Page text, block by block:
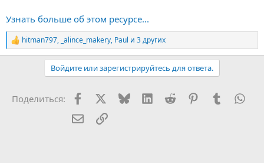
Узнать больше об этом ресурсе...
Р
е
и
hitman797, _alince_makery, Paul и 3 других
Войдите или зарегистрируйтесь для ответа.
Поделиться: FacebookX (Twitter)
BlueskyLinkedInReddit PinterestTumblr
Электронная почта
Ссылка